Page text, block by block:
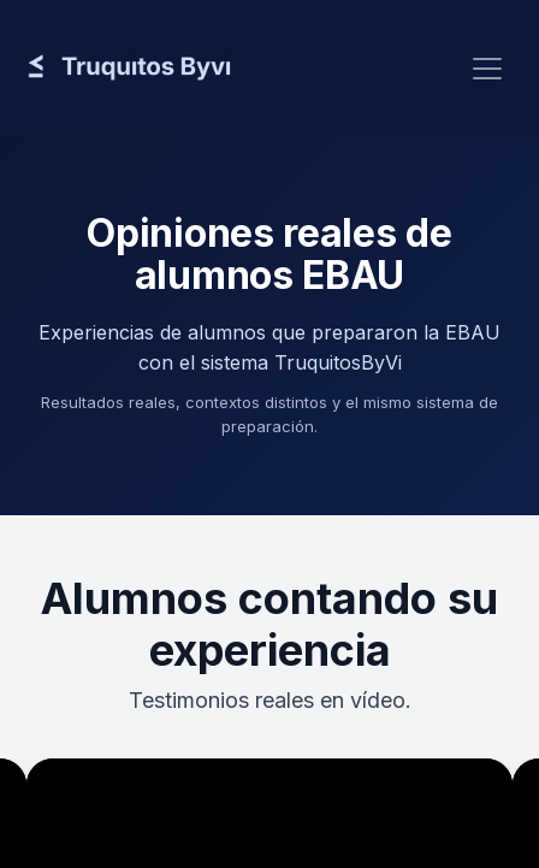
Opiniones reales de
alumnos EBAU
Experiencias de alumnos que prepararon la EBAU
con el sistema TruquitosByVi
Resultados reales, contextos distintos y el mismo sistema de
preparación.
Alumnos contando su
experiencia
Testimonios reales en vídeo.